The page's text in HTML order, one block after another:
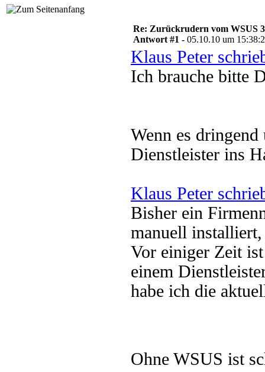
Re: Zurückrudern vom WSUS
Antwort #1 - 05.10.10 um
Klaus Peter
Ich brauche bitte
Wenn es
Dienstleister ins
Klaus Peter
Bisher ein
manuell
Vor einiger Zeit
einem
habe ich die
Ohne WSUS ist